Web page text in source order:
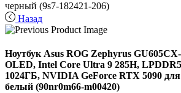
черный (9s7-182421-206)
Назад
Ноутбук Asus ROG Zephyrus
OLED, Intel Core Ultra 9 285H,
1024ГБ, NVIDIA GeForce RTX 5090
белый (90nr0m66-m00420)